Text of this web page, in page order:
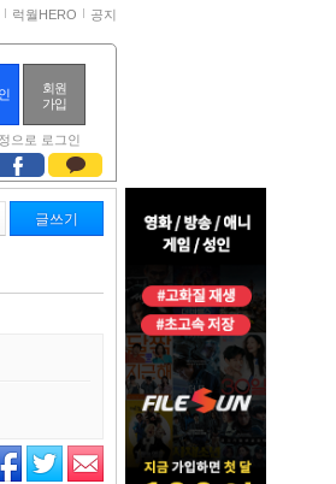
럭월HERO 공지
회원
가입
으로 로그인
글쓰기